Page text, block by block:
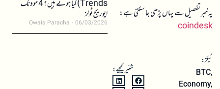
یہ خبر تفصیل سے یہاں پڑھی جا سکتی ہے:
coindesk
ٹیگز:
BTC,
Economy,
شئیر کیجیے:
Trends) کیا ہوتے ہیں؟ 4 موونگ
ایوریج ٹولز
Owais Paracha 06/03/2026